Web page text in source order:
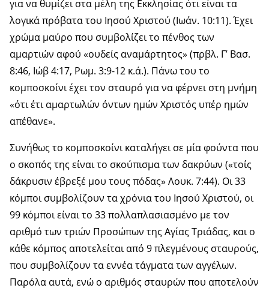
για να θυμίζει στα μέλη της Εκκλησίας ότι είναι τα
λογικά πρόβατα του Ιησού Χριστού (Ιωάν. 10:11). Έχει
χρώμα μαύρο που συμβολίζει το πένθος των
αμαρτιών αφού «ουδείς αναμάρτητος» (πρβλ. Γ’ Βασ.
8:46, Ιώβ 4:17, Ρωμ. 3:9-12 κ.ά.). Πάνω του το
κομποσκοίνι έχει τον σταυρό για να φέρνει στη μνήμη
«ότι έτι αμαρτωλών όντων ημών Χριστός υπέρ ημών
απέθανε».
Συνήθως το κομποσκοίνι καταλήγει σε μία φούντα που
ο σκοπός της είναι το σκούπισμα των δακρύων («τοίς
δάκρυσιν έβρεξέ μου τους πόδας» Λουκ. 7:44). Οι 33
κόμποι συμβολίζουν τα χρόνια του Ιησού Χριστού, οι
99 κόμποι είναι το 33 πολλαπλασιασμένο με τον
αριθμό των τριών Προσώπων της Αγίας Τριάδας, και ο
κάθε κόμπος αποτελείται από 9 πλεγμένους σταυρούς,
που συμβολίζουν τα εννέα τάγματα των αγγέλων.
Παρόλα αυτά, ενώ ο αριθμός σταυρών που αποτελούν